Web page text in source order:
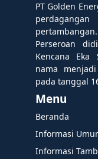
PT Golden
Perseroan
Kencana Eka
nama
pada tanggal
Menu
Beranda
Informasi
Informasi